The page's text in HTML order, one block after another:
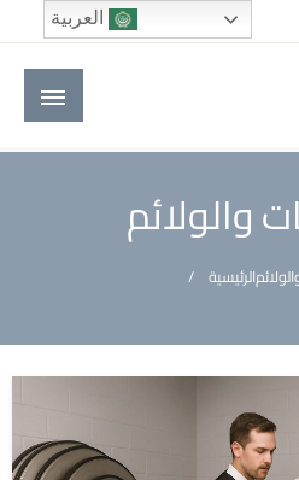
في العالم العربي
والولائم
الرئيسية
العربية